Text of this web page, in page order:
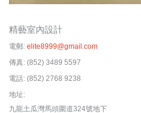
精藝室內設計
電郵: elite8999@gmail.com
傳真: (852) 3489 5597
電話: (852) 2768 9238
地址:
九龍土瓜灣馬頭圍道324號地下